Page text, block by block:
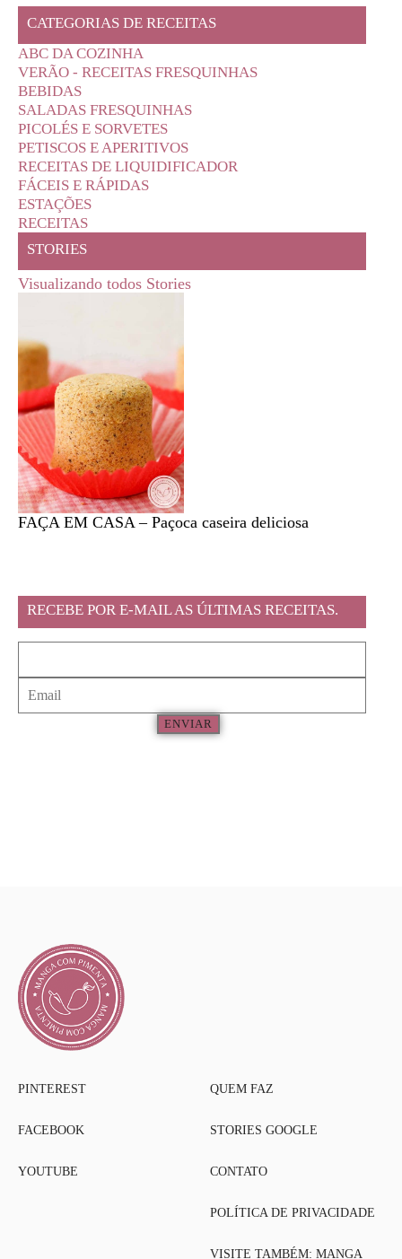
CATEGORIAS DE RECEITAS
ABC DA COZINHA
VERÃO - RECEITAS FRESQUINHAS
BEBIDAS
SALADAS FRESQUINHAS
PICOLÉS E SORVETES
PETISCOS E APERITIVOS
RECEITAS DE LIQUIDIFICADOR
FÁCEIS E RÁPIDAS
ESTAÇÕES
RECEITAS
STORIES
Visualizando todos Stories
FAÇA EM CASA – Paçoca caseira deliciosa
RECEBE POR E-MAIL AS ÚLTIMAS RECEITAS.
ENVIAR
PINTEREST
FACEBOOK
YOUTUBE
QUEM FAZ
STORIES GOOGLE
CONTATO
POLÍTICA DE PRIVACIDADE
VISITE TAMBÉM: MANGA